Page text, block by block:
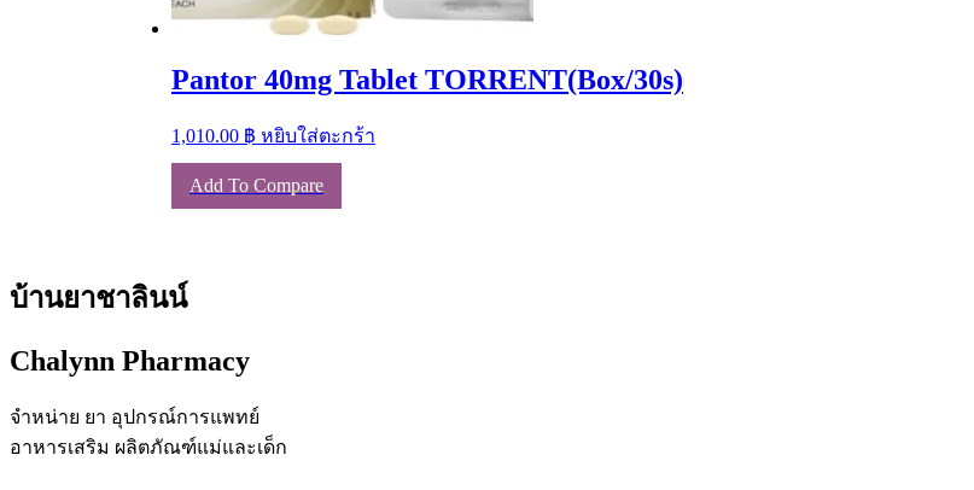
Pantor 40mg Tablet TORRENT(Box/30s)
1,010.00 ฿ หยิบใส่ตะกร้า
Add To Compare
บ้านยาชาลินน์
Chalynn Pharmacy
จำหน่าย ยา อุปกรณ์การแพทย์
อาหารเสริม ผลิตภัณฑ์แม่และเด็ก